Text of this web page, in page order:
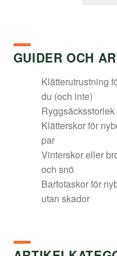
GUIDER OCH
Klätterutrustning
du (och inte)
Klätterskor för
par
Vinterskor eller
och snö
Barfotaskor för
utan skador